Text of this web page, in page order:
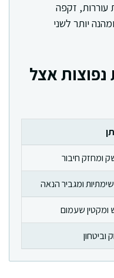
זקפה
יותר לשני
נפוצות אצל
ומחזק חיבור
ומגביר הנאה
ומקטין שעמום
וביטחון